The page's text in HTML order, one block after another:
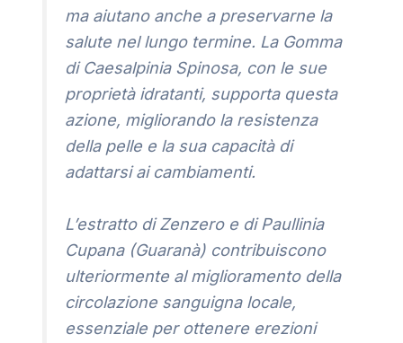
ma aiutano anche a preservarne la
salute nel lungo termine. La Gomma
di Caesalpinia Spinosa, con le sue
proprietà idratanti, supporta questa
azione, migliorando la resistenza
della pelle e la sua capacità di
adattarsi ai cambiamenti.
L’estratto di Zenzero e di Paullinia
Cupana (Guaranà) contribuiscono
ulteriormente al miglioramento della
circolazione sanguigna locale,
essenziale per ottenere erezioni